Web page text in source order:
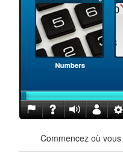
Commencez où